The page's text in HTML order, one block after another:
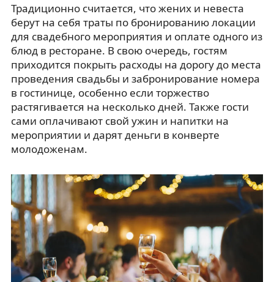
Традиционно считается, что жених и невеста
берут на себя траты по бронированию локации
для свадебного мероприятия и оплате одного из
блюд в ресторане. В свою очередь, гостям
приходится покрыть расходы на дорогу до места
проведения свадьбы и забронирование номера
в гостинице, особенно если торжество
растягивается на несколько дней. Также гости
сами оплачивают свой ужин и напитки на
мероприятии и дарят деньги в конверте
молодоженам.